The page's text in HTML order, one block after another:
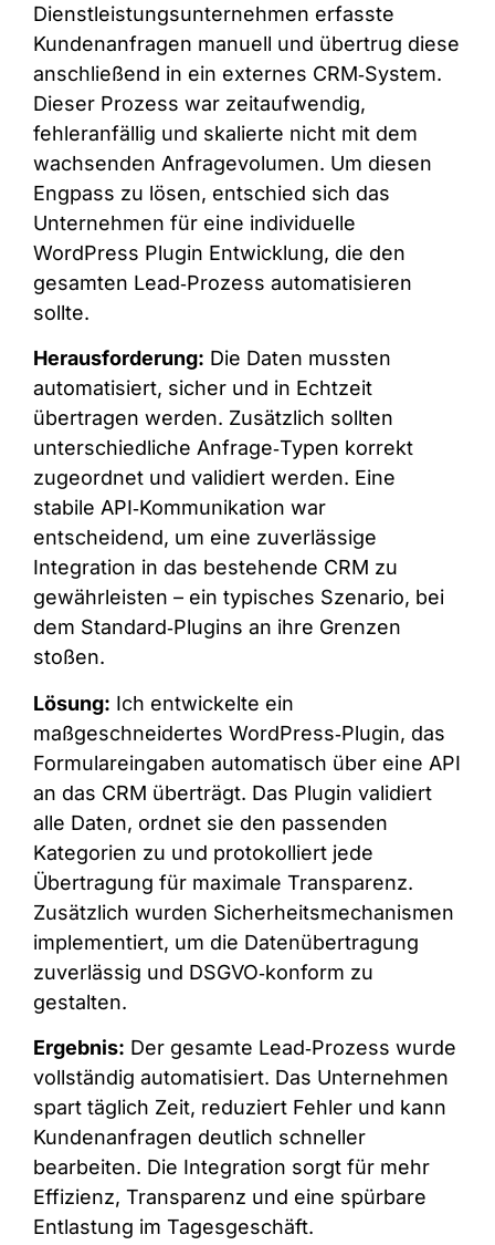
Dienstleistungsunternehmen erfasste
Kundenanfragen manuell und übertrug diese
anschließend in ein externes CRM‑System.
Dieser Prozess war zeitaufwendig,
fehleranfällig und skalierte nicht mit dem
wachsenden Anfragevolumen. Um diesen
Engpass zu lösen, entschied sich das
Unternehmen für eine individuelle
WordPress Plugin Entwicklung, die den
gesamten Lead‑Prozess automatisieren
sollte.
Herausforderung: Die Daten mussten
automatisiert, sicher und in Echtzeit
übertragen werden. Zusätzlich sollten
unterschiedliche Anfrage‑Typen korrekt
zugeordnet und validiert werden. Eine
stabile API‑Kommunikation war
entscheidend, um eine zuverlässige
Integration in das bestehende CRM zu
gewährleisten – ein typisches Szenario, bei
dem Standard‑Plugins an ihre Grenzen
stoßen.
Lösung: Ich entwickelte ein
maßgeschneidertes WordPress‑Plugin, das
Formulareingaben automatisch über eine API
an das CRM überträgt. Das Plugin validiert
alle Daten, ordnet sie den passenden
Kategorien zu und protokolliert jede
Übertragung für maximale Transparenz.
Zusätzlich wurden Sicherheitsmechanismen
implementiert, um die Datenübertragung
zuverlässig und DSGVO‑konform zu
gestalten.
Ergebnis: Der gesamte Lead‑Prozess wurde
vollständig automatisiert. Das Unternehmen
spart täglich Zeit, reduziert Fehler und kann
Kundenanfragen deutlich schneller
bearbeiten. Die Integration sorgt für mehr
Effizienz, Transparenz und eine spürbare
Entlastung im Tagesgeschäft.